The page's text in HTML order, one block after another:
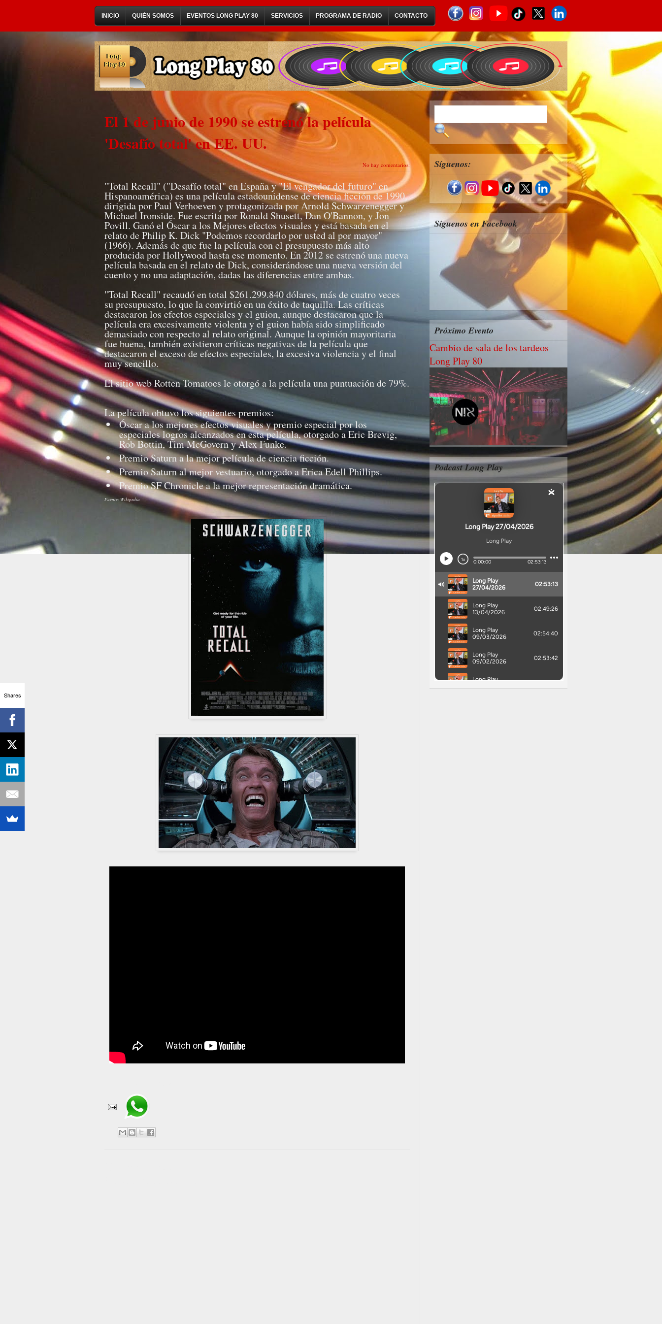
INICIO QUIÉN SOMOS EVENTOS LONG PLAY 80 SERVICIOS PROGRAMA DE RADIO CONTACTO
El 1 de junio de 1990 se estrenó la película
'Desafío total' en EE. UU.
No hay comentarios:
"Total Recall" ("Desafío total" en España y "El vengador del futuro" en
Hispanoamérica) es una película estadounidense de ciencia ficción de 1990,
dirigida por Paul Verhoeven y protagonizada por Arnold Schwarzenegger y
Michael Ironside. Fue escrita por Ronald Shusett, Dan O'Bannon, y Jon
Povill. Ganó el Óscar a los Mejores efectos visuales y está basada en el
relato de Philip K. Dick "Podemos recordarlo por usted al por mayor"
(1966). Además de que fue la película con el presupuesto más alto
producida por Hollywood hasta ese momento. En 2012 se estrenó una nueva
película basada en el relato de Dick, considerándose una nueva versión del
cuento y no una adaptación, dadas las diferencias entre ambas.
"Total Recall" recaudó en total $261.299.840 dólares, más de cuatro veces
su presupuesto, lo que la convirtió en un éxito de taquilla. Las críticas
destacaron los efectos especiales y el guion, aunque destacaron que la
película era excesivamente violenta y el guion había sido simplificado
demasiado con respecto al relato original. Aunque la opinión mayoritaria
fue buena, también existieron críticas negativas de la película que
destacaron el exceso de efectos especiales, la excesiva violencia y el final
muy sencillo.
El sitio web Rotten Tomatoes le otorgó a la película una puntuación de 79%.
La película obtuvo los siguientes premios:
Óscar a los mejores efectos visuales y premio especial por los
especiales logros alcanzados en esta película, otorgado a Eric Brevig,
Rob Bottin, Tim McGovern y Alex Funke.
Premio Saturn a la mejor película de ciencia ficción.
Premio Saturn al mejor vestuario, otorgado a Erica Edell Phillips.
Premio SF Chronicle a la mejor representación dramática.
Fuente: Wikipedia
Síguenos:
Síguenos en Facebook
Próximo Evento
Cambio de sala de los tardeos
Long Play 80
Podcast Long Play
Shares